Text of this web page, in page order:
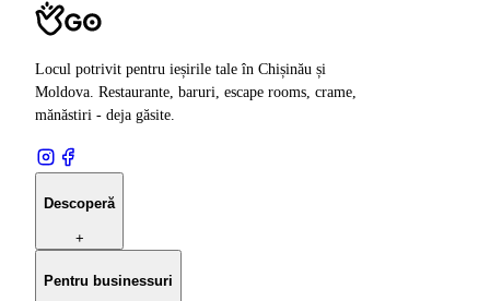
Locul potrivit pentru ieșirile tale în Chișinău și
Moldova. Restaurante, baruri, escape rooms, crame,
mănăstiri - deja găsite.
Descoperă
+
Pentru businessuri